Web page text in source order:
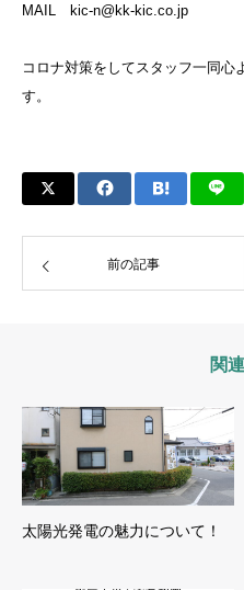
MAIL kic-n@kk-kic.co.jp
コロナ対策をしてスタッフ一同心
す。
前の記事
関
太陽光発電の魅力について！